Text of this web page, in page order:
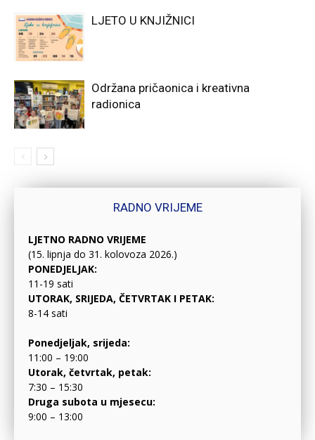
LJETO U KNJIŽNICI
Održana pričaonica i kreativna
radionica
RADNO VRIJEME
LJETNO RADNO VRIJEME
(15. lipnja do 31. kolovoza 2026.)
PONEDJELJAK:
11-19 sati
UTORAK, SRIJEDA, ČETVRTAK I PETAK:
8-14 sati
Ponedjeljak, srijeda:
11:00 – 19:00
Utorak, četvrtak, petak:
7:30 – 15:30
Druga subota u mjesecu:
9:00 – 13:00